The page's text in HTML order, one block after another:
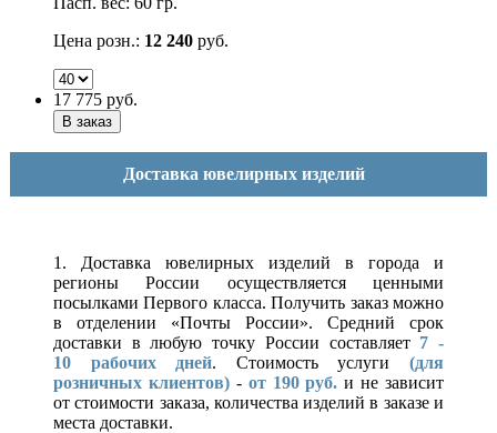
Цена розн.: 12 240 руб.
17 775 руб.
Доставка ювелирных изделий
1. Доставка ювелирных изделий в города и
регионы России осуществляется ценными
посылками Первого класса. Получить заказ можно
в отделении «Почты России». Средний срок
доставки в любую точку России составляет 7 -
10 рабочих дней. Стоимость услуги(для
розничных клиентов)- от 190 руб. и не зависит
от стоимости заказа, количества изделий в заказе и
места доставки.